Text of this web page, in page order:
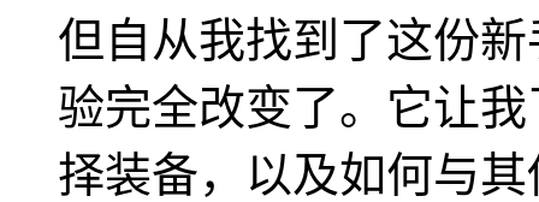
但自从我找到了这份
验完全改变了。它让
择装备，以及如何与